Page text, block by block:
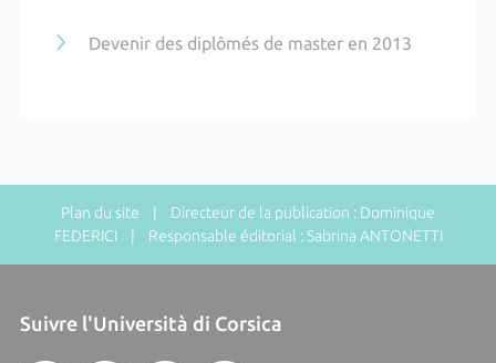
Devenir des diplômés de master en 2013
Plan du site | Directeur de la publication : Dominique
FEDERICI | Responsable éditorial : Sabrina ANTONETTI
Suivre l'Università di Corsica